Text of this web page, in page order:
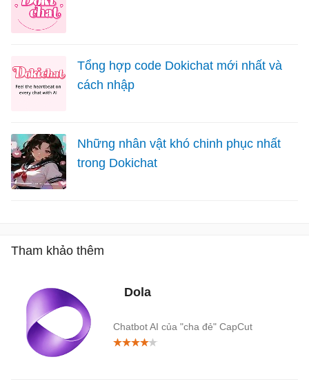
Tổng hợp code Dokichat mới nhất và
cách nhập
Những nhân vật khó chinh phục nhất
trong Dokichat
Tham khảo thêm
Dola
Chatbot AI của "cha đẻ" CapCut